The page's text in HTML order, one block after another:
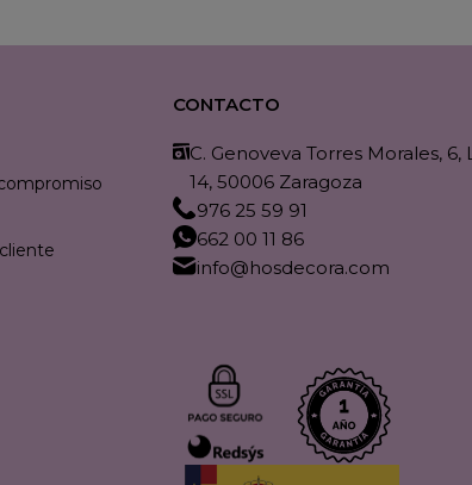
CONTACTO
C. Genoveva Torres Morales, 6,
14, 50006 Zaragoza
976 25 59 91
662 00 11 86
info@hosdecora.com